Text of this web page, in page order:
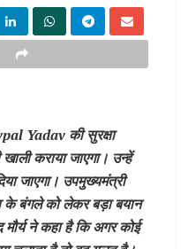
Yadav की सुरक्षा
कराया जाएगा। उन्हें
जाएगा। उपमुख्यमंत्री
के बंगले को लेकर बड़ा बयान
ने कहा है कि अगर कोई